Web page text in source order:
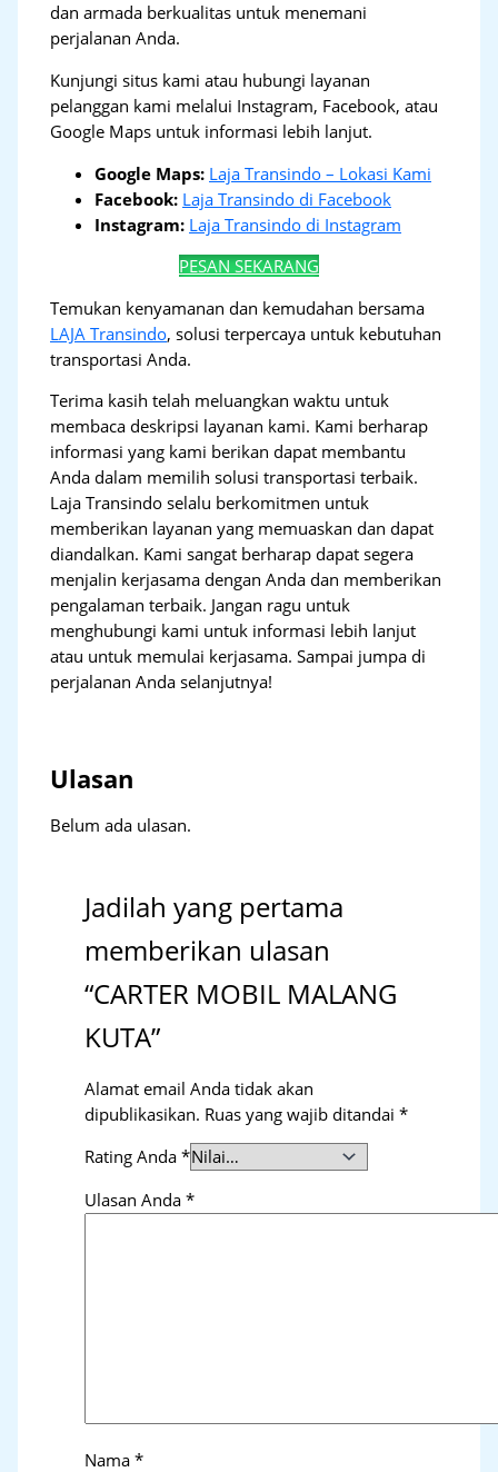
dan armada berkualitas untuk menemani
perjalanan Anda.
Kunjungi situs kami atau hubungi layanan
pelanggan kami melalui Instagram, Facebook, atau
Google Maps untuk informasi lebih lanjut.
Google Maps: Laja Transindo – Lokasi Kami
Facebook: Laja Transindo di Facebook
Instagram: Laja Transindo di Instagram
PESAN SEKARANG
Temukan kenyamanan dan kemudahan bersama
LAJA Transindo, solusi terpercaya untuk kebutuhan
transportasi Anda.
Terima kasih telah meluangkan waktu untuk
membaca deskripsi layanan kami. Kami berharap
informasi yang kami berikan dapat membantu
Anda dalam memilih solusi transportasi terbaik.
Laja Transindo selalu berkomitmen untuk
memberikan layanan yang memuaskan dan dapat
diandalkan. Kami sangat berharap dapat segera
menjalin kerjasama dengan Anda dan memberikan
pengalaman terbaik. Jangan ragu untuk
menghubungi kami untuk informasi lebih lanjut
atau untuk memulai kerjasama. Sampai jumpa di
perjalanan Anda selanjutnya!
Ulasan
Belum ada ulasan.
Jadilah yang pertama
memberikan ulasan
“CARTER MOBIL MALANG
KUTA”
Alamat email Anda tidak akan
dipublikasikan. Ruas yang wajib ditandai*
Rating Anda*
Ulasan Anda*
Nama*